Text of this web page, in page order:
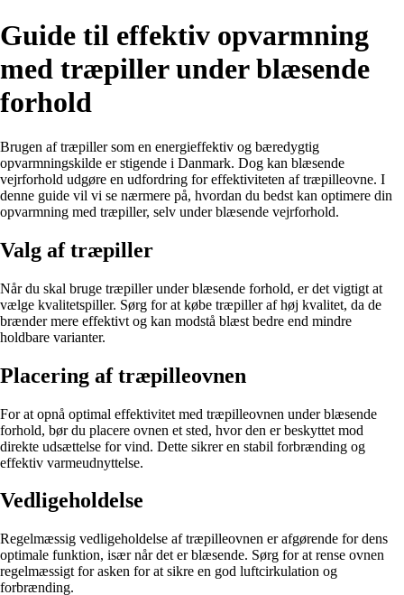
Guide til effektiv opvarmning
med træpiller under blæsende
forhold
Brugen af træpiller som en energieffektiv og bæredygtig
opvarmningskilde er stigende i Danmark. Dog kan blæsende
vejrforhold udgøre en udfordring for effektiviteten af træpilleovne. I
denne guide vil vi se nærmere på, hvordan du bedst kan optimere din
opvarmning med træpiller, selv under blæsende vejrforhold.
Valg af træpiller
Når du skal bruge træpiller under blæsende forhold, er det vigtigt at
vælge kvalitetspiller. Sørg for at købe træpiller af høj kvalitet, da de
brænder mere effektivt og kan modstå blæst bedre end mindre
holdbare varianter.
Placering af træpilleovnen
For at opnå optimal effektivitet med træpilleovnen under blæsende
forhold, bør du placere ovnen et sted, hvor den er beskyttet mod
direkte udsættelse for vind. Dette sikrer en stabil forbrænding og
effektiv varmeudnyttelse.
Vedligeholdelse
Regelmæssig vedligeholdelse af træpilleovnen er afgørende for dens
optimale funktion, især når det er blæsende. Sørg for at rense ovnen
regelmæssigt for asken for at sikre en god luftcirkulation og
forbrænding.